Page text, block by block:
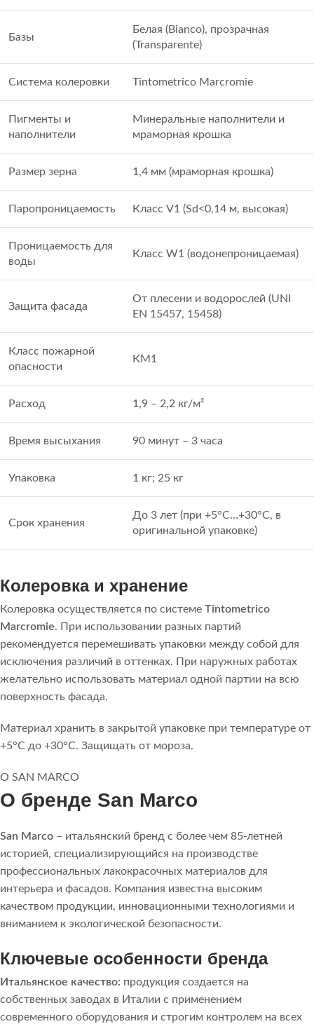
Базы
Белая (Bianco), прозрачная
(Transparente)
Система колеровки Tintometrico Marcromie
Пигменты и
наполнители
Минеральные наполнители и
мраморная крошка
Размер зерна 1,4 мм (мраморная крошка)
Паропроницаемость Класс V1 (Sd<0,14 м, высокая)
Проницаемость для
воды
Класс W1 (водонепроницаемая)
Защита фасада
От плесени и водорослей (UNI
EN 15457, 15458)
Класс пожарной
опасности
КМ1
Расход 1,9 – 2,2 кг/м²
Время высыхания 90 минут – 3 часа
Упаковка 1 кг; 25 кг
Срок хранения
До 3 лет (при +5°C…+30°C, в
оригинальной упаковке)
Колеровка и хранение
Колеровка осуществляется по системе Tintometrico
Marcromie. При использовании разных партий
рекомендуется перемешивать упаковки между собой для
исключения различий в оттенках. При наружных работах
желательно использовать материал одной партии на всю
поверхность фасада.
Материал хранить в закрытой упаковке при температуре от
+5°C до +30°C. Защищать от мороза.
О SAN MARCO
О бренде San Marco
San Marco – итальянский бренд с более чем 85-летней
историей, специализирующийся на производстве
профессиональных лакокрасочных материалов для
интерьера и фасадов. Компания известна высоким
качеством продукции, инновационными технологиями и
вниманием к экологической безопасности.
Ключевые особенности бренда
Итальянское качество: продукция создается на
собственных заводах в Италии с применением
современного оборудования и строгим контролем на всех